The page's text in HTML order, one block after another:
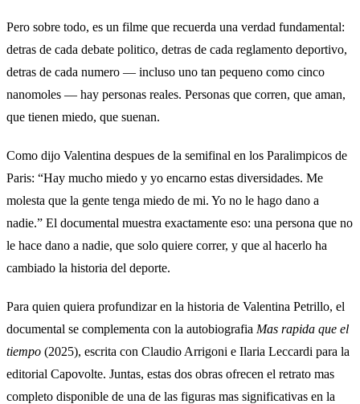
Pero sobre todo, es un filme que recuerda una verdad fundamental:
detras de cada debate politico, detras de cada reglamento deportivo,
detras de cada numero — incluso uno tan pequeno como cinco
nanomoles — hay personas reales. Personas que corren, que aman,
que tienen miedo, que suenan.
Como dijo Valentina despues de la semifinal en los Paralimpicos de
Paris: “Hay mucho miedo y yo encarno estas diversidades. Me
molesta que la gente tenga miedo de mi. Yo no le hago dano a
nadie.” El documental muestra exactamente eso: una persona que no
le hace dano a nadie, que solo quiere correr, y que al hacerlo ha
cambiado la historia del deporte.
Para quien quiera profundizar en la historia de Valentina Petrillo, el
documental se complementa con la autobiografia Mas rapida que el
tiempo (2025), escrita con Claudio Arrigoni e Ilaria Leccardi para la
editorial Capovolte. Juntas, estas dos obras ofrecen el retrato mas
completo disponible de una de las figuras mas significativas en la